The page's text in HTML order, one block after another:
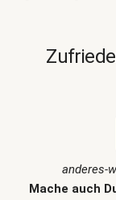
anderes-
Mache auch